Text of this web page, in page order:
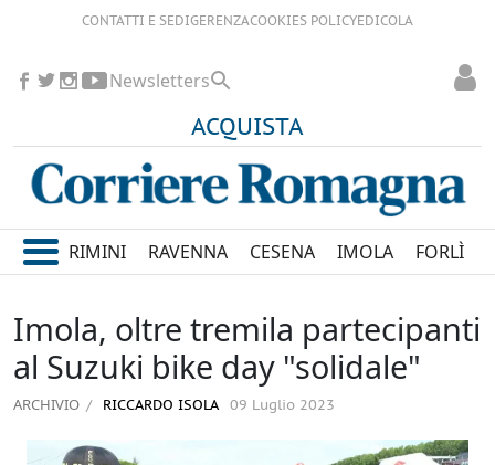
CONTATTI E SEDIGERENZACOOKIES POLICYEDICOLA
ACQUISTA
Newsletters
RIMINI RAVENNA CESENA IMOLA FORLÌ
Imola, oltre tremila partecipanti
al Suzuki bike day "solidale"
ARCHIVIO RICCARDO ISOLA 09 Luglio 2023